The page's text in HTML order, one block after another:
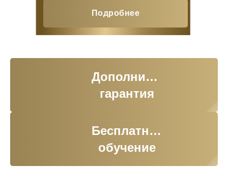
Подробнее
Дополнительная
гарантия
Бесплатное
обучение